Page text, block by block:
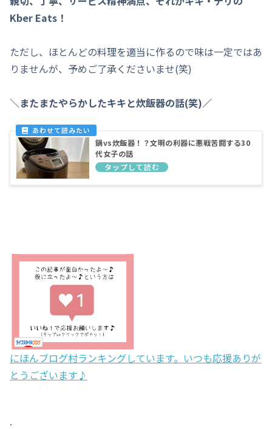
Kber Eats！
ただし、ほとんどの料理を適当に作るので味は一定ではあ
りませんが、予めご了承くださいませ(笑)
＼またまたやらかしたキキと炊飯器の話(笑)／
鍋vs炊飯器！？文明の利器に悪戦苦闘する30
代女子の話
にほんブログ村ランキングしています。いつも応援ありが
とうございます♪
.